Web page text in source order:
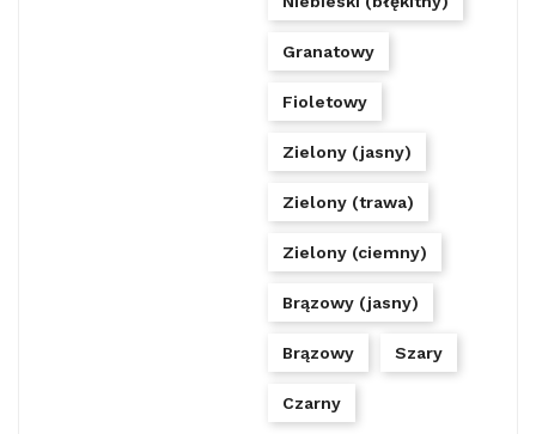
Granatowy
Fioletowy
Zielony (jasny)
Zielony (trawa)
Zielony (ciemny)
Brązowy (jasny)
Brązowy Szary
Czarny